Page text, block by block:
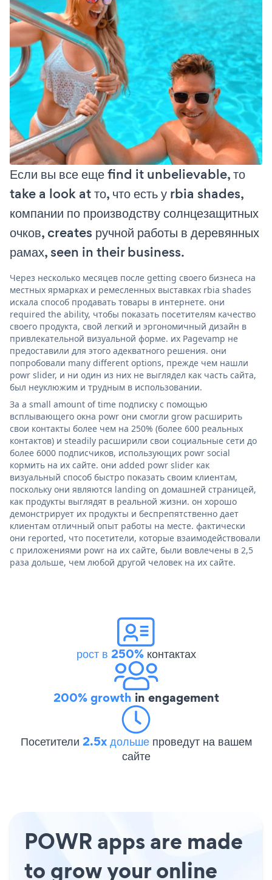
Если вы все еще find it unbelievable, то
take a look at то, что есть у rbia shades,
компании по производству солнцезащитных
очков, creates ручной работы в деревянных
рамах, seen in their business.
Через несколько месяцев после getting своего бизнеса на
местных ярмарках и ремесленных выставках rbia shades
искала способ продавать товары в интернете. они
required the ability, чтобы показать посетителям качество
своего продукта, свой легкий и эргономичный дизайн в
привлекательной визуальной форме. их Pagevamp не
предоставили для этого адекватного решения. они
попробовали many different options, прежде чем нашли
powr slider, и ни один из них не выглядел как часть сайта,
был неуклюжим и трудным в использовании.
За a small amount of time подписку с помощью
всплывающего окна powr они смогли grow расширить
свои контакты более чем на 250% (более 600 реальных
контактов) и steadily расширили свои социальные сети до
более 6000 подписчиков, использующих powr social
кормить на их сайте. они added powr slider как
визуальный способ быстро показать своим клиентам,
поскольку они являются landing on домашней страницей,
как продукты выглядят в реальной жизни. он хорошо
демонстрирует их продукты и беспрепятственно дает
клиентам отличный опыт работы на месте. фактически
они reported, что посетители, которые взаимодействовали
с приложениями powr на их сайте, были вовлечены в 2,5
раза дольше, чем любой другой человек на их сайте.
рост в 250%контактах
200% growth in engagement
Посетители 2.5x дольше проведут на вашем
сайте
POWR apps are made
to grow your online